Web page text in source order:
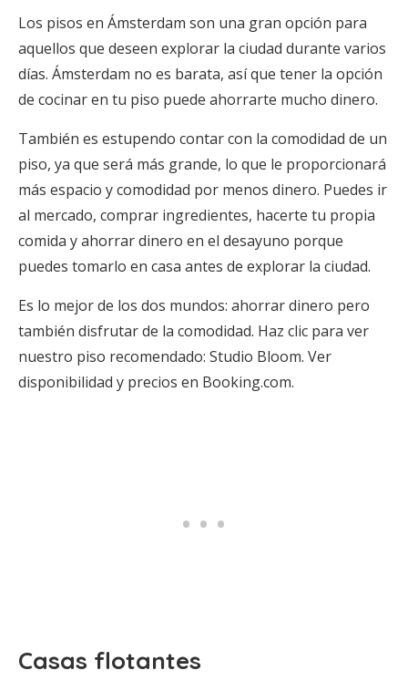
Los pisos en Ámsterdam son una gran opción para
aquellos que deseen explorar la ciudad durante varios
días. Ámsterdam no es barata, así que tener la opción
de cocinar en tu piso puede ahorrarte mucho dinero.
También es estupendo contar con la comodidad de un
piso, ya que será más grande, lo que le proporcionará
más espacio y comodidad por menos dinero. Puedes ir
al mercado, comprar ingredientes, hacerte tu propia
comida y ahorrar dinero en el desayuno porque
puedes tomarlo en casa antes de explorar la ciudad.
Es lo mejor de los dos mundos: ahorrar dinero pero
también disfrutar de la comodidad. Haz clic para ver
nuestro piso recomendado: Studio Bloom. Ver
disponibilidad y precios en Booking.com.
Casas flotantes